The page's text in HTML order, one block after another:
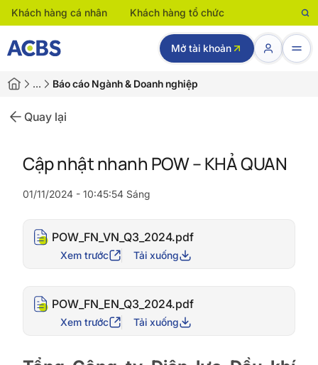
Khách hàng cá nhân Khách hàng tổ chức
Mở tài khoản
… Báo cáo Ngành & Doanh nghiệp
Quay lại
Cập nhật nhanh POW – KHẢ QUAN
01/11/2024 - 10:45:54 Sáng
POW_FN_VN_Q3_2024.pdf
Xem trước Tải xuống
POW_FN_EN_Q3_2024.pdf
Xem trước Tải xuống